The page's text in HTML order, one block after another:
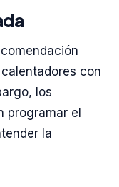
con
los
programar el
la